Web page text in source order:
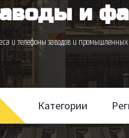
и
и телефоны заводов и
Категории